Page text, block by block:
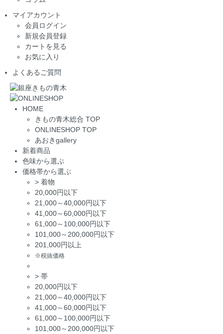
マイアカウント
会員ログイン
新規会員登録
カートを見る
お気に入り
よくあるご質問
HOME
きもの青木総合 TOP
ONLINESHOP TOP
あおきgallery
新着商品
色味から選ぶ
価格帯から選ぶ
> 着物
20,000円以下
21,000～40,000円以下
41,000～60,000円以下
61,000～100,000円以下
101,000～200,000円以下
201,000円以上
※税抜価格
> 帯
20,000円以下
21,000～40,000円以下
41,000～60,000円以下
61,000～100,000円以下
101,000～200,000円以下